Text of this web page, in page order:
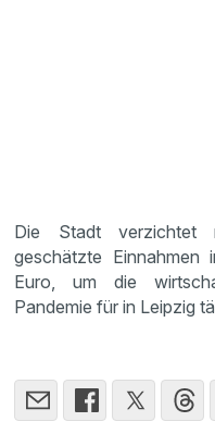
Die Stadt verzichtet
geschätzte
Euro, um die
Pandemie für in Leipzig